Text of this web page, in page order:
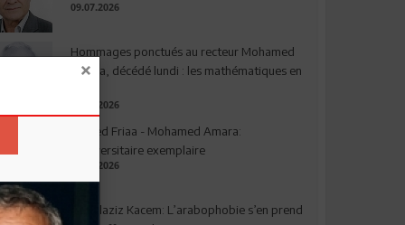
09.07.2026
Hommages ponctués au recteur Mohamed
Amara, décédé lundi : les mathématiques en
03.08.2026
Ahmed Friaa - Mohamed Amara:
l’Universitaire exemplaire
04.08.2026
Abdelaziz Kacem: L’arabophobie s’en prend